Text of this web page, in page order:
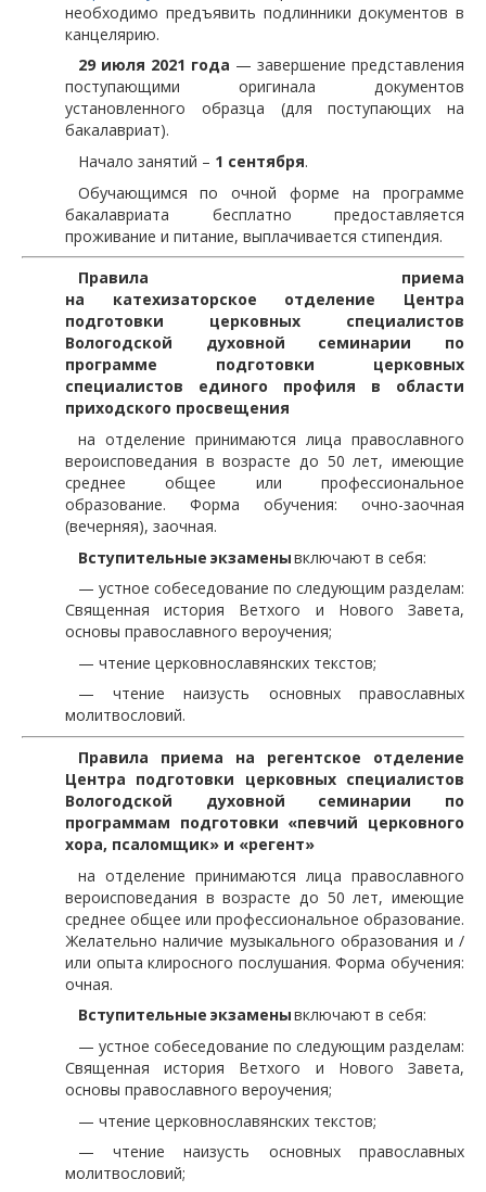
необходимо предъявить подлинники документов в
канцелярию.
29 июля 2021 года — завершение представления
поступающими оригинала документов
установленного образца (для поступающих на
бакалавриат).
Начало занятий – 1 сентября.
Обучающимся по очной форме на программе
бакалавриата бесплатно предоставляется
проживание и питание, выплачивается стипендия.
Правила приема
на катехизаторское отделение Центра
подготовки церковных специалистов
Вологодской духовной семинарии по
программе подготовки церковных
специалистов единого профиля в области
приходского просвещения
на отделение принимаются лица православного
вероисповедания в возрасте до 50 лет, имеющие
среднее общее или профессиональное
образование. Форма обучения: очно-заочная
(вечерняя), заочная.
Вступительные экзаменывключают в себя:
— устное собеседование по следующим разделам:
Священная история Ветхого и Нового Завета,
основы православного вероучения;
— чтение церковнославянских текстов;
— чтение наизусть основных православных
молитвословий.
Правила приема на регентское отделение
Центра подготовки церковных специалистов
Вологодской духовной семинарии по
программам подготовки «певчий церковного
хора, псаломщик» и «регент»
на отделение принимаются лица православного
вероисповедания в возрасте до 50 лет, имеющие
среднее общее или профессиональное образование.
Желательно наличие музыкального образования и /
или опыта клиросного послушания. Форма обучения:
очная.
Вступительные экзаменывключают в себя:
— устное собеседование по следующим разделам:
Священная история Ветхого и Нового Завета,
основы православного вероучения;
— чтение церковнославянских текстов;
— чтение наизусть основных православных
молитвословий;